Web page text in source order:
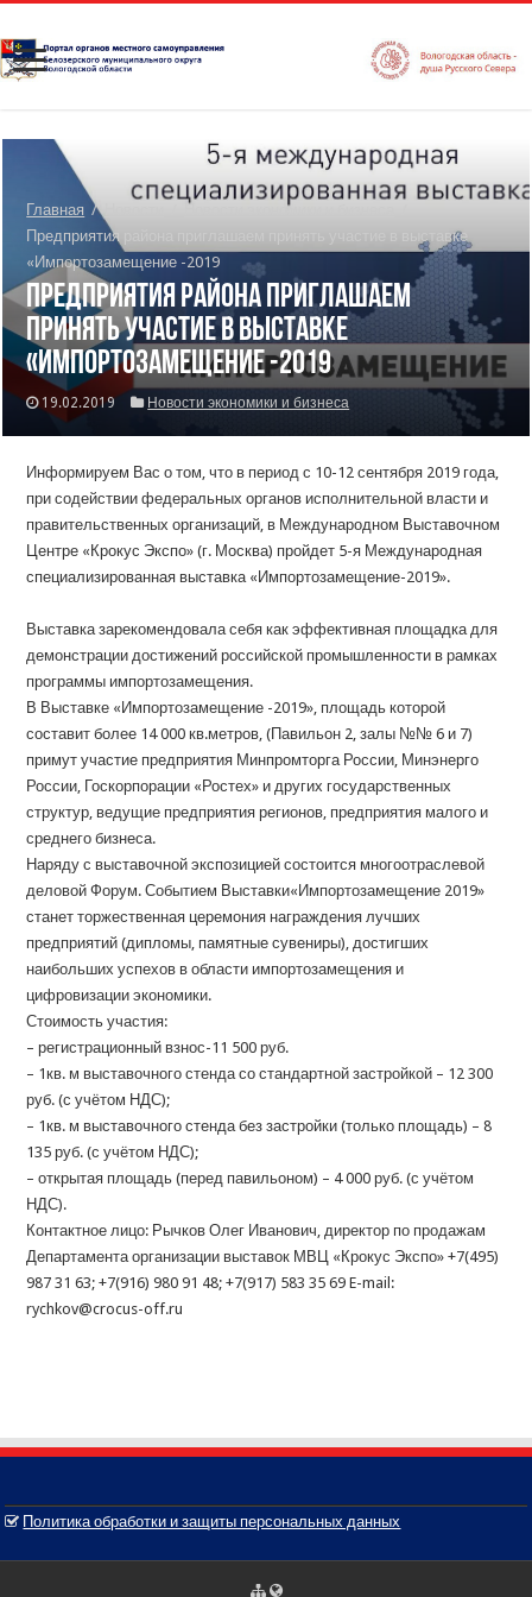
Главная / Новости экономики и бизнеса
Предприятия района приглашаем принять участие в выставке
«Импортозамещение -2019
Предприятия района приглашаем
принять участие в выставке
«Импортозамещение -2019
19.02.2019 Новости экономики и бизнеса
Информируем Вас о том, что в период с 10-12 сентября 2019 года,
при содействии федеральных органов исполнительной власти и
правительственных организаций, в Международном Выставочном
Центре «Крокус Экспо» (г. Москва) пройдет 5-я Международная
специализированная выставка «Импортозамещение-2019».
Выставка зарекомендовала себя как эффективная площадка для
демонстрации достижений российской промышленности в рамках
программы импортозамещения.
В Выставке «Импортозамещение -2019», площадь которой
составит более 14 000 кв.метров, (Павильон 2, залы №№ 6 и 7)
примут участие предприятия Минпромторга России, Минэнерго
России, Госкорпорации «Ростех» и других государственных
структур, ведущие предприятия регионов, предприятия малого и
среднего бизнеса.
Наряду с выставочной экспозицией состоится многоотраслевой
деловой Форум. Событием Выставки«Импортозамещение 2019»
станет торжественная церемония награждения лучших
предприятий (дипломы, памятные сувениры), достигших
наибольших успехов в области импортозамещения и
цифровизации экономики.
Стоимость участия:
– регистрационный взнос-11 500 руб.
– 1кв. м выставочного стенда со стандартной застройкой – 12 300
руб. (с учётом НДС);
– 1кв. м выставочного стенда без застройки (только площадь) – 8
135 руб. (с учётом НДС);
– открытая площадь (перед павильоном) – 4 000 руб. (с учётом
НДС).
Контактное лицо: Рычков Олег Иванович, директор по продажам
Департамента организации выставок МВЦ «Крокус Экспо» +7(495)
987 31 63; +7(916) 980 91 48; +7(917) 583 35 69 E-mail:
rychkov@crocus-off.ru
Политика обработки и защиты персональных данных